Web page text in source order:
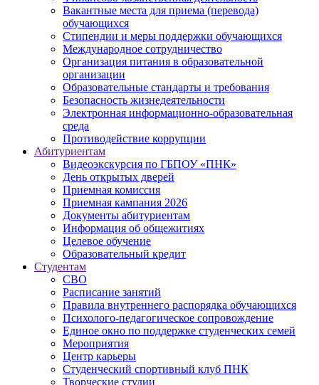
Вакантные места для приема (перевода)
обучающихся
Стипендии и меры поддержки обучающихся
Международное сотрудничество
Организация питания в образовательной
организации
Образовательные стандарты и требования
Безопасность жизнедеятельности
Электронная информационно-образовательная
среда
Противодействие коррупции
Абитуриентам
Видеоэкскурсия по ГБПОУ «ПНК»
День открытых дверей
Приемная комиссия
Приемная кампания 2026
Дoкументы абитуриентам
Информация об общежитиях
Целевое обучение
Образовательный кредит
Студентам
СВО
Расписание занятий
Правила внутреннего распорядка обучающихся
Психолого-педагогическое сопровождение
Единое окно по поддержке студенческих семей
Мероприятия
Центр карьеры
Студенческий спортивный клуб ПНК
Творческие студии